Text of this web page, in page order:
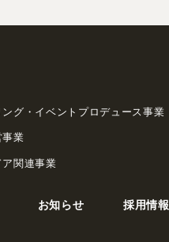
ング・イベントプロデュース事業
事業
ア関連事業
お知らせ 採用情報